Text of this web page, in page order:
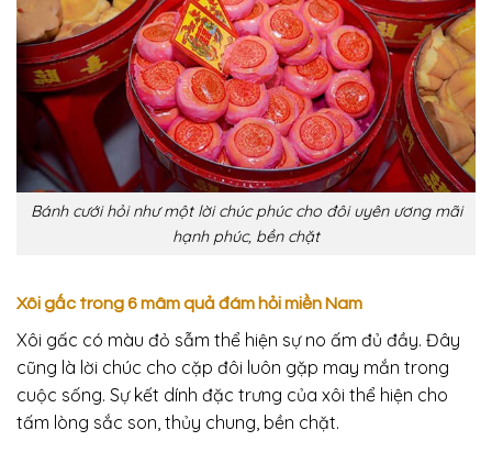
Bánh cưới hỏi như một lời chúc phúc cho đôi uyên ương mãi
hạnh phúc, bền chặt
Xôi gấc trong 6 mâm quả đám hỏi miền Nam
Xôi gấc có màu đỏ sẫm thể hiện sự no ấm đủ đầy. Đây
cũng là lời chúc cho cặp đôi luôn gặp may mắn trong
cuộc sống. Sự kết dính đặc trưng của xôi thể hiện cho
tấm lòng sắc son, thủy chung, bền chặt.